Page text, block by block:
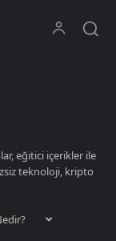
eğitici içerikler ile
teknoloji, kripto